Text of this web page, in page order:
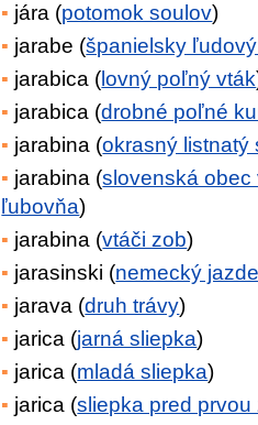
jára (potomok soulov)
jarabe (španielsky
jarabica (lovný poľný vták
jarabica (drobné poľné
jarabina (okrasný listnatý
jarabina (slovenská obec
ľubovňa)
jarabina (vtáči zob)
jarasinski (nemecký
jarava (druh trávy)
jarica (jarná sliepka)
jarica (mladá sliepka)
jarica (sliepka pred